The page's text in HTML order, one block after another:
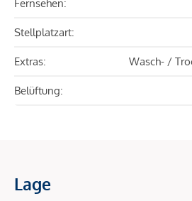
Fernsehen:
Stellplatzart:
Extras: Wasch- /
Belüftung:
Lage